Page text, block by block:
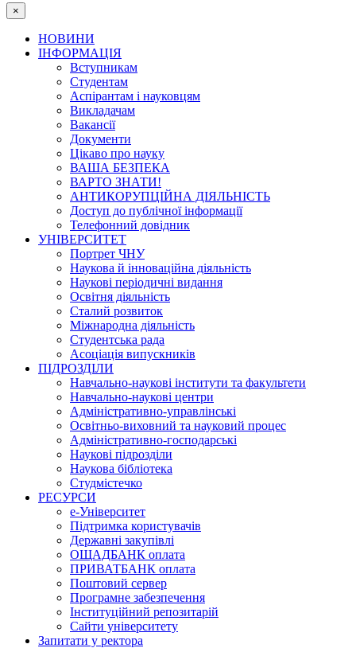
×
НОВИНИ
ІНФОРМАЦІЯ
Вступникам
Студентам
Аспірантам і науковцям
Викладачам
Вакансії
Документи
Цікаво про науку
ВАША БЕЗПЕКА
ВАРТО ЗНАТИ!
АНТИКОРУПЦІЙНА ДІЯЛЬНІСТЬ
Доступ до публічної інформації
Телефонний довідник
УНІВЕРСИТЕТ
Портрет ЧНУ
Наукова й інноваційна діяльність
Наукові періодичні видання
Освітня діяльність
Сталий розвиток
Міжнародна діяльність
Студентська рада
Асоціація випускників
ПІДРОЗДІЛИ
Навчально-наукові інститути та факультети
Навчально-наукові центри
Адміністративно-управлінські
Освітньо-виховний та науковий процес
Адміністративно-господарські
Наукові підрозділи
Наукова бібліотека
Студмістечко
РЕСУРСИ
е-Університет
Підтримка користувачів
Державні закупівлі
ОЩАДБАНК оплата
ПРИВАТБАНК оплата
Поштовий сервер
Програмне забезпечення
Інституційний репозитарій
Сайти університету
Запитати у ректора